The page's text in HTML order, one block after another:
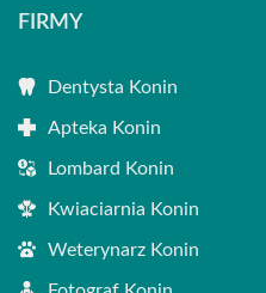
FIRMY
Dentysta Konin
Apteka Konin
Lombard Konin
Kwiaciarnia Konin
Weterynarz Konin